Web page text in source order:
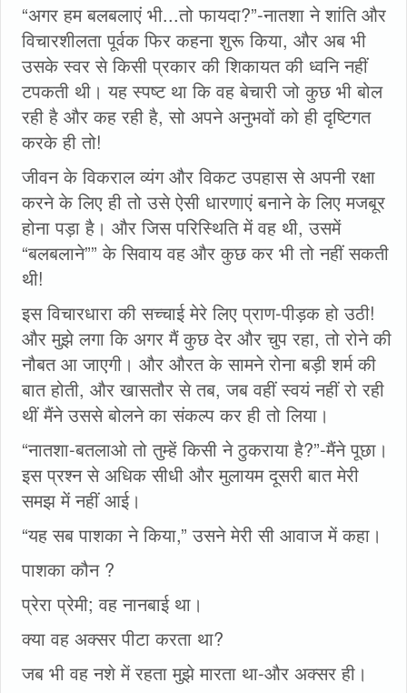
“अगर हम बलबलाएं भी...तो फायदा?”-नातशा ने शांति और
विचारशीलता पूर्वक फिर कहना शुरू किया, और अब भी
उसके स्वर से किसी प्रकार की शिकायत की ध्वनि नहीं
टपकती थी। यह स्पष्ट था कि वह बेचारी जो कुछ भी बोल
रही है और कह रही है, सो अपने अनुभवों को ही दृष्टिगत
करके ही तो!
जीवन के विकराल व्यंग और विकट उपहास से अपनी रक्षा
करने के लिए ही तो उसे ऐसी धारणाएं बनाने के लिए मजबूर
होना पड़ा है। और जिस परिस्थिति में वह थी, उसमें
“बलबलाने”” के सिवाय वह और कुछ कर भी तो नहीं सकती
थी!
इस विचारधारा की सच्चाई मेरे लिए प्राण-पीड़क हो उठी!
और मुझे लगा कि अगर मैं कुछ देर और चुप रहा, तो रोने की
नौबत आ जाएगी। और औरत के सामने रोना बड़ी शर्म की
बात होती, और खासतौर से तब, जब वहीं स्वयं नहीं रो रही
थीं मैंने उससे बोलने का संकल्प कर ही तो लिया।
“नातशा-बतलाओ तो तुम्हें किसी ने ठुकराया है?”-मैंने पूछा।
इस प्रश्न से अधिक सीधी और मुलायम दूसरी बात मेरी
समझ में नहीं आई।
“यह सब पाशका ने किया,” उसने मेरी सी आवाज में कहा।
पाशका कौन ?
प्रेरा प्रेमी; वह नानबाई था।
क्या वह अक्सर पीटा करता था?
जब भी वह नशे में रहता मुझे मारता था-और अक्सर ही।